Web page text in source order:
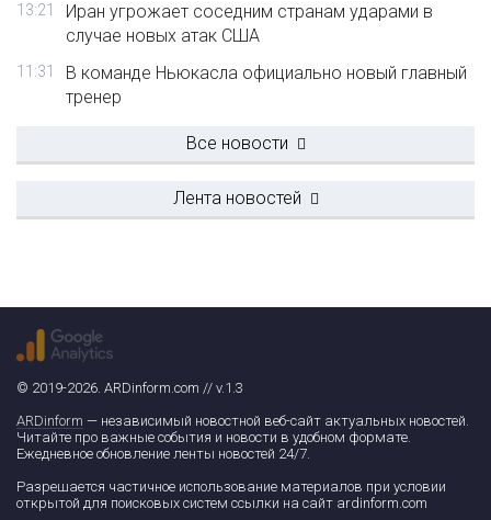
13:21
Иран угрожает соседним странам ударами в
случае новых атак США
11:31
В команде Ньюкасла официально новый главный
тренер
Все новости
Лента новостей
© 2019-2026. ARDinform.com // v.1.3
ARDinform — независимый новостной веб-сайт актуальных новостей.
Читайте про важные события и новости в удобном формате.
Ежедневное обновление ленты новостей 24/7.
Разрешается частичное использование материалов при условии
открытой для поисковых систем ссылки на сайт ardinform.com